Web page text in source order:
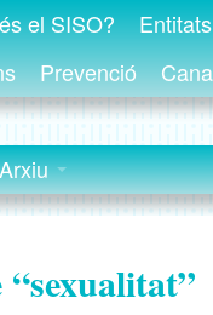
el SISO?
Prevenció
Arxiu